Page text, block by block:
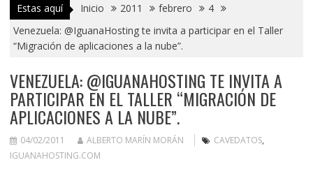
Estas aquí Inicio 2011 febrero
4
Venezuela: @IguanaHosting te invita a participar en el Taller
“Migración de aplicaciones a la nube”.
VENEZUELA: @IGUANAHOSTING TE INVITA A
PARTICIPAR EN EL TALLER “MIGRACIÓN DE
APLICACIONES A LA NUBE”.
04/02/2011 ALBERTO MARÍN MORÁN CAVEDATOS,
IGUANAHOSTING.COM